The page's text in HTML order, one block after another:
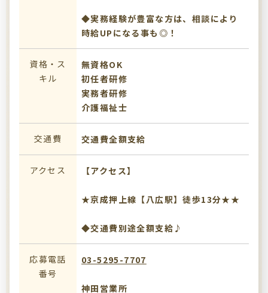
◆実務経験が豊富な方は、相談により
時給UPになる事も◎！
資格・ス
キル
無資格OK
初任者研修
実務者研修
介護福祉士
交通費 交通費全額支給
アクセス 【アクセス】
★京成押上線【八広駅】徒歩13分★★
◆交通費別途全額支給♪
応募電話
番号
03-5295-7707
神田営業所